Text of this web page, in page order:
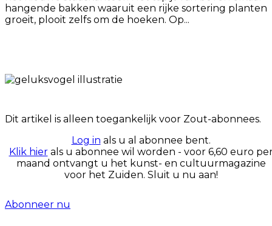
hangende bakken waaruit een rijke sortering planten
groeit, plooit zelfs om de hoeken. Op...
Dit artikel is alleen toegankelijk voor Zout-abonnees.
Log in als u al abonnee bent.
Klik hierals u abonnee wil worden - voor 6,60 euro
maand ontvangt u het kunst- en cultuurmagazine
voor het Zuiden. Sluit u nu aan!
Abonneer nu